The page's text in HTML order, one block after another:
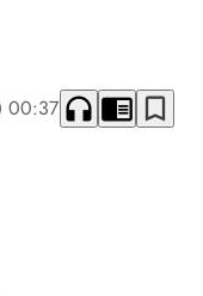
00:37 headphones chrome_reader_mode bookmark_border